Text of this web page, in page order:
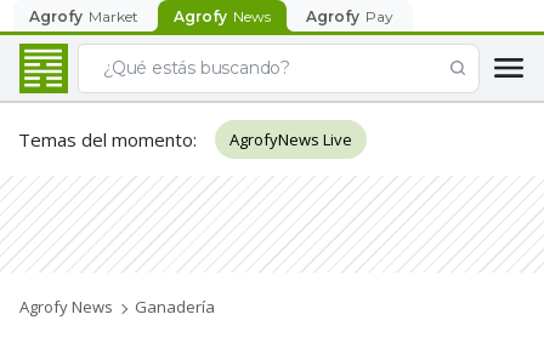
Agrofy Market Agrofy News Agrofy Pay
Temas del momento: AgrofyNews Live
Agrofy News Ganadería